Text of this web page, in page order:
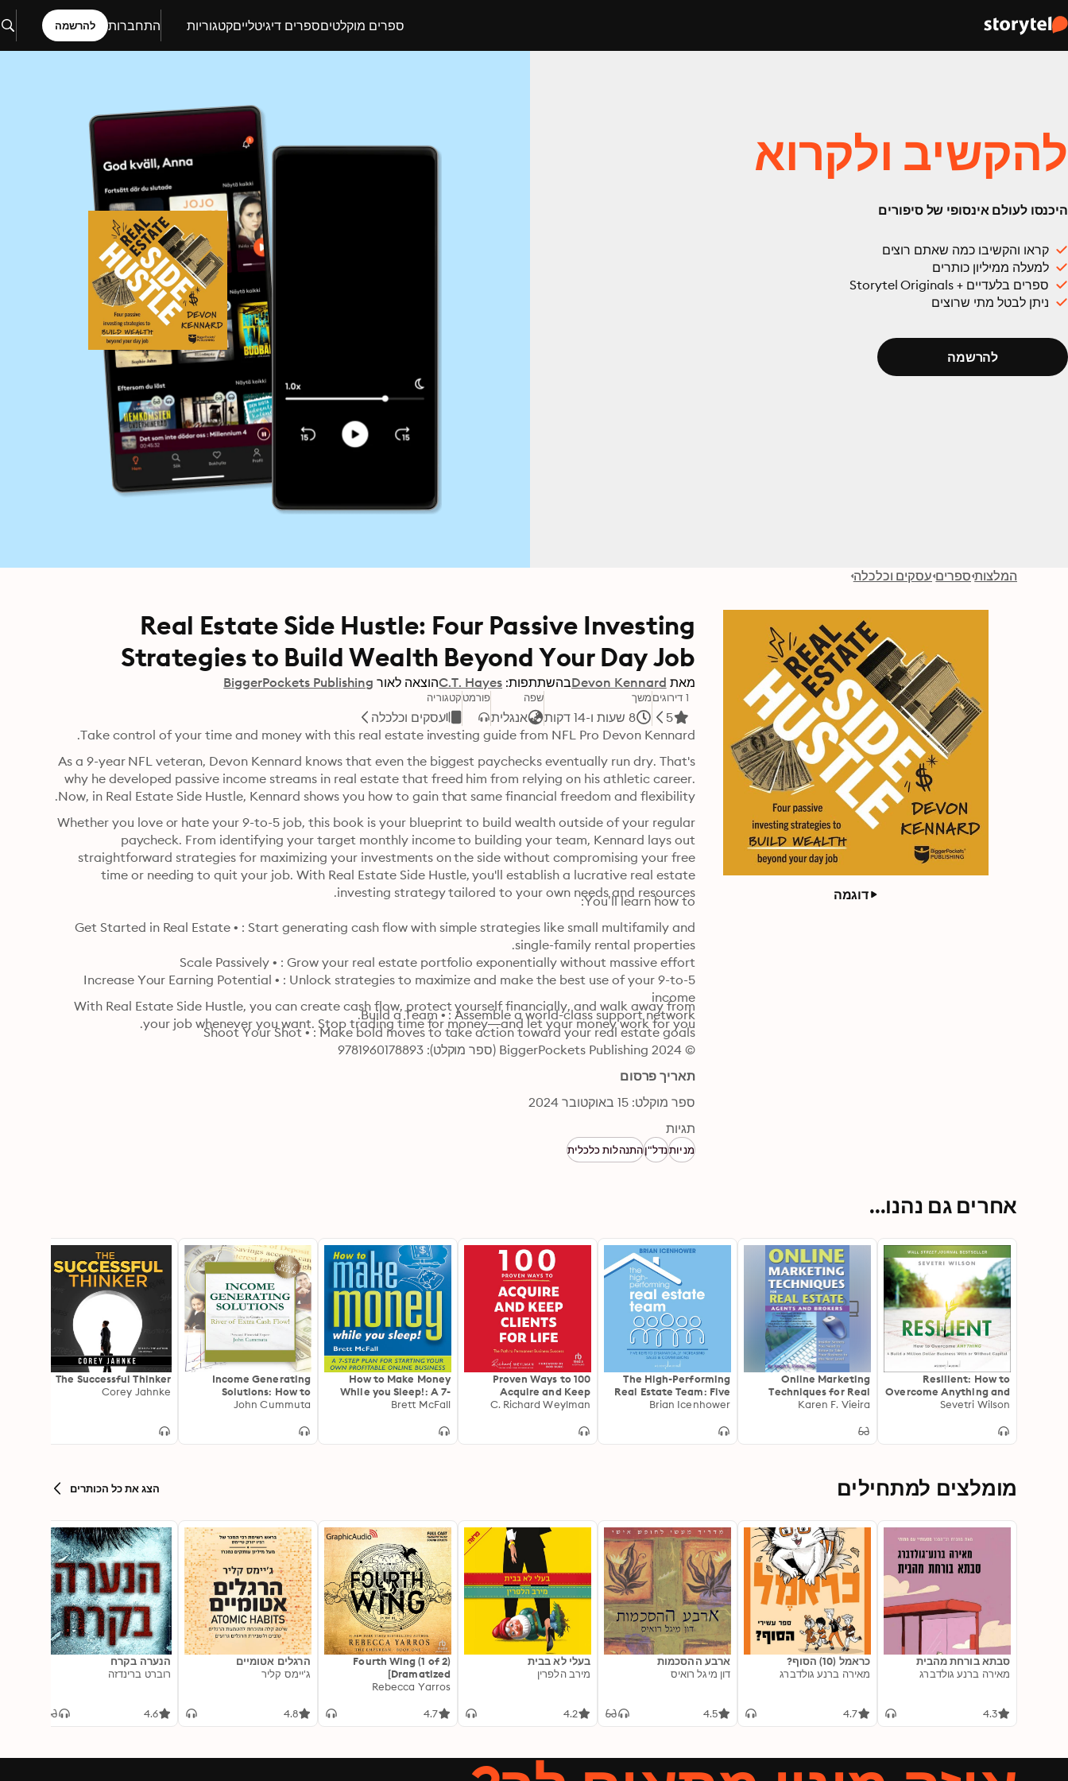
ספרים מוקלטיםספרים דיגיטלייםקטגוריות התחברות להרשמה
להקשיב ולקרוא
היכנסו לעולם אינסופי של סיפורים
קראו והקשיבו כמה שאתם רוצים
למעלה ממיליון כותרים
ספרים בלעדיים + Storytel Originals
ניתן לבטל מתי שרוצים
להרשמה
המלצות ספרים עסקים וכלכלה
דוגמה
Real Estate Side Hustle: Four Passive Investing
Strategies to Build Wealth Beyond Your Day Job
מאת Devon Kennardבהשתתפות: C.T. Hayesהוצאה לאור BiggerPockets Publishing
1 דירוגים
5
משך
8 שעות ו-14 דקות
שפה
אנגלית
פורמטקטגוריה
עסקים וכלכלה
Take control of your time and money with this real estate investing guide from NFL Pro Devon Kennard.
Now, in Real Estate Side Hustle, Kennard shows you how to gain that same financial freedom and flexibility.
investing strategy tailored to your own needs and resources.
You’ll learn how to:
Scale Passively • : Grow your real estate portfolio exponentially without massive effort
Build a Team • : Assemble a world-class support network.
Shoot Your Shot • : Make bold moves to take action toward your real estate goals
your job whenever you want. Stop trading time for money—and let your money work for you.
© 2024 BiggerPockets Publishing (ספר מוקלט): 9781960178893
תאריך פרסום
ספר מוקלט: 15 באוקטובר 2024
תגיות
מניותנדל"ןהתנהלות כלכלית
אחרים גם נהנו...
Resilient: How to
Overcome Anything and
Build a Million Dollar
Without Capital
Sevetri Wilson
Online Marketing
Techniques for Real
Estate Agents and
You Need to Know to
Karen F. Vieira
The High-Performing
Real Estate Team: Five
Keys to Dramatically
Commissions
Brian Icenhower
100 Proven Ways to
Acquire and Keep
Clients for Life: The
Business Success
C. Richard Weylman
How to Make Money
While you Sleep!: A 7-
Step Plan for Starting
Online Business
Brett McFall
Income Generating
Solutions: How to
Create a River of Extra
John Cummuta
The Successful Thinker
Corey Jahnke
מומלצים למתחילים הצג את כל הכותרים
סבתא בורחת מהבית
מאירה ברנע גולדברג
4.3
כראמל (10) הסוף?
מאירה ברנע גולדברג
4.7
ארבע ההסכמות
דון מיגל רואיס
4.5
בעלי לא בבית
מירב הלפרין
4.2
Fourth Wing (1 of 2)
[Dramatized
Adaptation]: The
Rebecca Yarros
4.7
הרגלים אטומיים
ג'יימס קליר
4.8
הנערה בקרח
רוברט ברינדזה
4.6